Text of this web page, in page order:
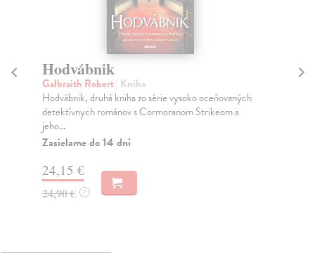
Hodvábnik
Galbraith Robert| Kniha
Hodvábnik, druhá kniha zo série vysoko oceňovaných
detektívnych románov s Cormoranom Strikeom a
jeho...
Zasielame do 14 dní
24,15 €
24,90 € ?